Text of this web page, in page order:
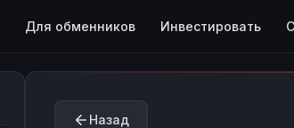
Для обменников Инвестировать
Назад